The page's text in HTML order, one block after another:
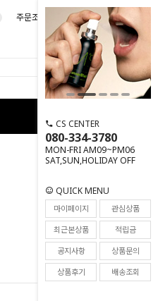
주문조회 마이페이지
CS CENTER
080-334-3780
MON-FRI AM09~PM06
SAT,SUN,HOLIDAY OFF
QUICK MENU
마이페이지
관심상품
최근본상품
적립금
공지사항
상품문의
상품후기
배송조회